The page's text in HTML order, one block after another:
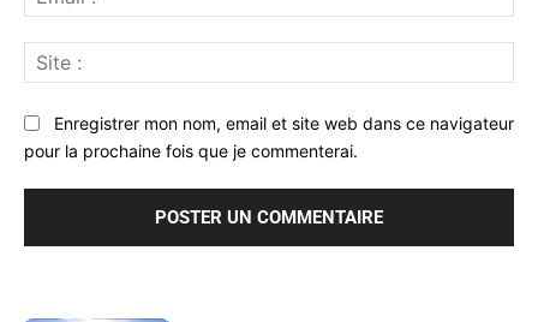
:*
:
Enregistrer mon nom, email et site web dans ce navigateur
pour la prochaine fois que je commenterai.